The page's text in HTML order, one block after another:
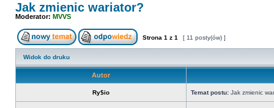
Jak zmienic wariator?
Moderator: MVVS
Strona 1 z 1 [ 11 posty(ów) ]
Widok do druku
Autor
Ry$io Temat postu: Jak zmienic